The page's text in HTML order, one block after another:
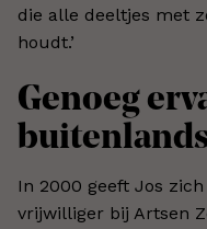
die alle deeltjes met
houdt.’
Genoeg
In 2000 geeft Jos
vrijwilliger bij Artsen